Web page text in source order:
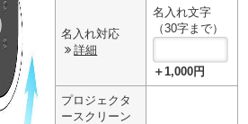
名入れ対応
詳細
名入れ文字
（30字まで）
＋1,000円
プロジェクタ
ースクリーン